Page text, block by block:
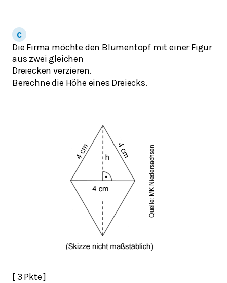
Die Firma möchte den Blumentopf mit einer Figur
aus zwei gleichen
Dreiecken verzieren.
Berechne die Höhe eines Dreiecks.
[ 3 Pkte ]